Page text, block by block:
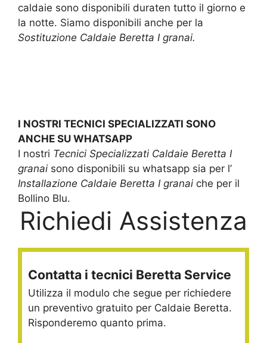
caldaie sono disponibili duraten tutto il giorno e
la notte. Siamo disponibili anche per la
Sostituzione Caldaie Beretta I granai.
I NOSTRI TECNICI SPECIALIZZATI SONO
ANCHE SU WHATSAPP
I nostri Tecnici Specializzati Caldaie Beretta I
granai sono disponibili su whatsapp sia per l’
Installazione Caldaie Beretta I granai che per il
Bollino Blu.
Richiedi Assistenza
Contatta i tecnici Beretta Service
Utilizza il modulo che segue per richiedere
un preventivo gratuito per Caldaie Beretta.
Risponderemo quanto prima.